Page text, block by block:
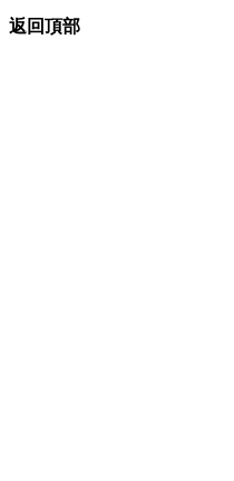
返回頂部